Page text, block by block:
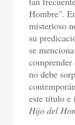
Hombre".
misterioso
su
se
no debe
este título e
Hijo del